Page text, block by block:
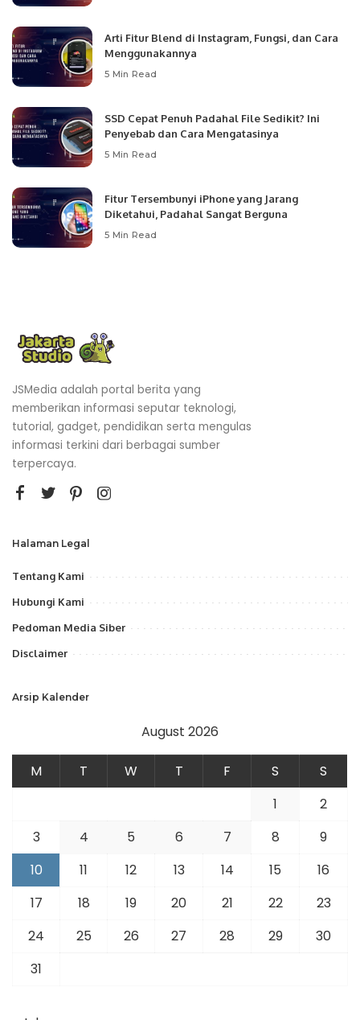
Arti Fitur Blend di Instagram, Fungsi, dan Cara
Menggunakannya
5 Min Read
SSD Cepat Penuh Padahal File Sedikit? Ini
Penyebab dan Cara Mengatasinya
5 Min Read
Fitur Tersembunyi iPhone yang Jarang
Diketahui, Padahal Sangat Berguna
5 Min Read
JSMedia adalah portal berita yang
memberikan informasi seputar teknologi,
tutorial, gadget, pendidikan serta mengulas
informasi terkini dari berbagai sumber
terpercaya.
Halaman Legal
Tentang Kami
Hubungi Kami
Pedoman Media Siber
Disclaimer
Arsip Kalender
August 2026
M T W T F S
S
1
2
3
4 5 6 7 8
9
10
11 12 13 14 15
16
17
18 19 20 21 22
23
24
25 26 27 28 29
30
31